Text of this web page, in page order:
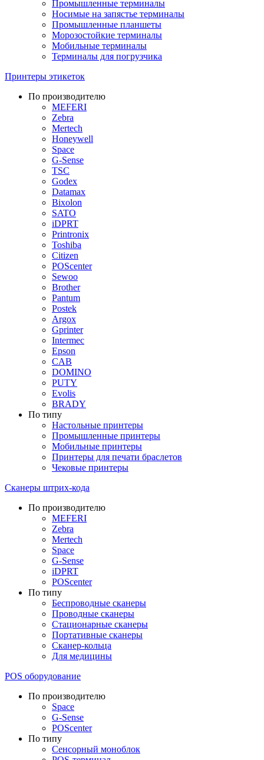
Промышленные терминалы
Носимые на запястье терминалы
Промышленные планшеты
Морозостойкие терминалы
Мобильные терминалы
Терминалы для погрузчика
Принтеры этикеток
По производителю
MEFERI
Zebra
Mertech
Honeywell
Space
G-Sense
TSC
Godex
Datamax
Bixolon
SATO
iDPRT
Printronix
Toshiba
Citizen
POScenter
Sewoo
Brother
Pantum
Postek
Argox
Gprinter
Intermec
Epson
CAB
DOMINO
PUTY
Evolis
BRADY
По типу
Настольные принтеры
Промышленные принтеры
Мобильные принтеры
Принтеры для печати браслетов
Чековые принтеры
Сканеры штрих-кода
По производителю
MEFERI
Zebra
Mertech
Space
G-Sense
iDPRT
POScenter
По типу
Беспроводные сканеры
Проводные сканеры
Стационарные сканеры
Портативные сканеры
Сканер-кольца
Для медицины
POS оборудование
По производителю
Space
G-Sense
POScenter
По типу
Сенсорный моноблок